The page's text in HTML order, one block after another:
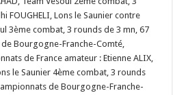
FOUGHELI, Lons le Saunier contre
3ème combat, 3 rounds de 3 mn, 67
Bourgogne-Franche-Comté,
de France amateur : Etienne ALIX,
le Saunier 4ème combat, 3 rounds
de Bourgogne-Franche-